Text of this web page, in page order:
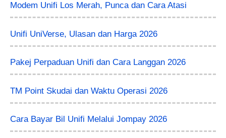
Modem Unifi Los Merah, Punca dan Cara Atasi
Unifi UniVerse, Ulasan dan Harga 2026
Pakej Perpaduan Unifi dan Cara Langgan 2026
TM Point Skudai dan Waktu Operasi 2026
Cara Bayar Bil Unifi Melalui Jompay 2026